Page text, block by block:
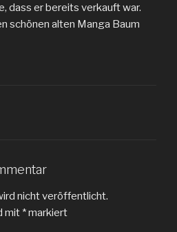
dass er bereits verkauft war.
schönen alten Manga Baum
nicht veröffentlicht.
mit *markiert